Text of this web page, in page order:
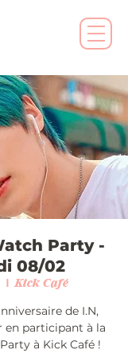
Party -
08/02
  |
Kick Café
de I.N,
en participant à la
à Kick Café !